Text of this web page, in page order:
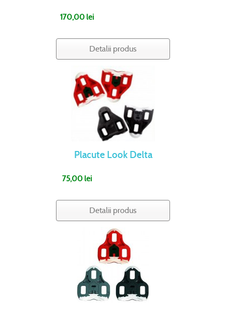
170,00 lei
Detalii produs
Placute Look Delta
75,00 lei
Detalii produs